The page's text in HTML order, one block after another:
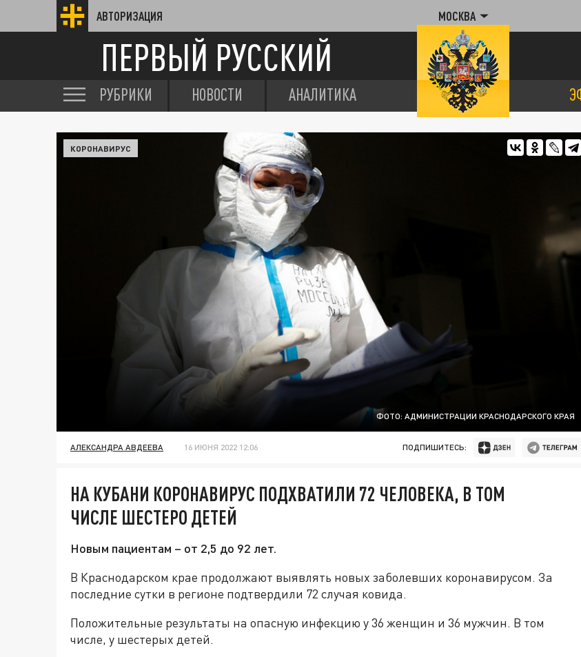
АВТОРИЗАЦИЯ МОСКВА
ПЕРВЫЙ РУССКИЙ
РУБРИКИ НОВОСТИ АНАЛИТИКА
ФОТО: АДМИНИСТРАЦИИ КРАСНОДАРСКОГО КРАЯ
КОРОНАВИРУС
АЛЕКСАНДРА АВДЕЕВА 16 ИЮНЯ 2022 12:06 ПОДПИШИТЕСЬ:
НА КУБАНИ КОРОНАВИРУС ПОДХВАТИЛИ 72 ЧЕЛОВЕКА, В ТОМ
ЧИСЛЕ ШЕСТЕРО ДЕТЕЙ
Новым пациентам – от 2,5 до 92 лет.
В Краснодарском крае продолжают выявлять новых заболевших коронавирусом. За
последние сутки в регионе подтвердили 72 случая ковида.
Положительные результаты на опасную инфекцию у 36 женщин и 36 мужчин. В том
числе, у шестерых детей.